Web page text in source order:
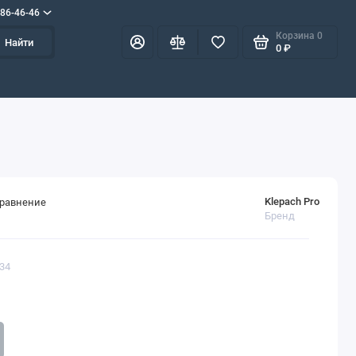
46-46
Найти
Корзина 0
0 ₽
Klepach Pro
Бренд